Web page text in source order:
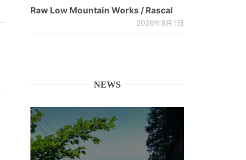
Raw Low Mountain Works / Rascal
2026年8月1日
NEWS